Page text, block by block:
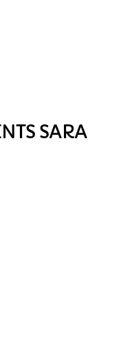
SARA